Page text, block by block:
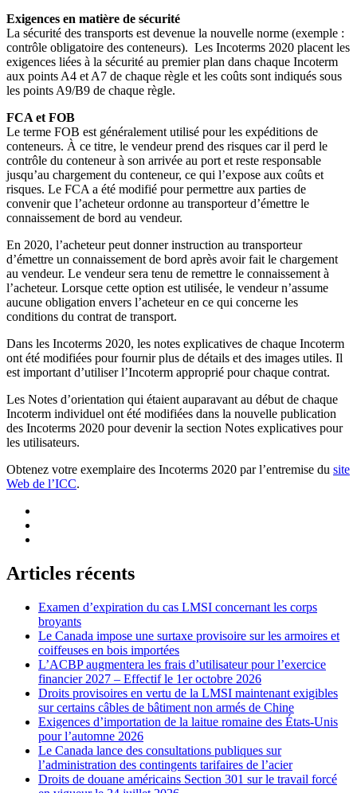
Exigences en matière de sécurité
La sécurité des transports est devenue la nouvelle norme (exemple :
contrôle obligatoire des conteneurs). Les Incoterms 2020 placent les
exigences liées à la sécurité au premier plan dans chaque Incoterm
aux points A4 et A7 de chaque règle et les coûts sont indiqués sous
les points A9/B9 de chaque règle.
FCA et FOB
Le terme FOB est généralement utilisé pour les expéditions de
conteneurs. À ce titre, le vendeur prend des risques car il perd le
contrôle du conteneur à son arrivée au port et reste responsable
jusqu’au chargement du conteneur, ce qui l’expose aux coûts et
risques. Le FCA a été modifié pour permettre aux parties de
convenir que l’acheteur ordonne au transporteur d’émettre le
connaissement de bord au vendeur.
En 2020, l’acheteur peut donner instruction au transporteur
d’émettre un connaissement de bord après avoir fait le chargement
au vendeur. Le vendeur sera tenu de remettre le connaissement à
l’acheteur. Lorsque cette option est utilisée, le vendeur n’assume
aucune obligation envers l’acheteur en ce qui concerne les
conditions du contrat de transport.
Dans les Incoterms 2020, les notes explicatives de chaque Incoterm
ont été modifiées pour fournir plus de détails et des images utiles. Il
est important d’utiliser l’Incoterm approprié pour chaque contrat.
Les Notes d’orientation qui étaient auparavant au début de chaque
Incoterm individuel ont été modifiées dans la nouvelle publication
des Incoterms 2020 pour devenir la section Notes explicatives pour
les utilisateurs.
Obtenez votre exemplaire des Incoterms 2020 par l’entremise du site
Web de l’ICC.
Articles récents
Examen d’expiration du cas LMSI concernant les corps
broyants
Le Canada impose une surtaxe provisoire sur les armoires et
coiffeuses en bois importées
L’ACBP augmentera les frais d’utilisateur pour l’exercice
financier 2027 – Effectif le 1er octobre 2026
Droits provisoires en vertu de la LMSI maintenant exigibles
sur certains câbles de bâtiment non armés de Chine
Exigences d’importation de la laitue romaine des États-Unis
pour l’automne 2026
Le Canada lance des consultations publiques sur
l’administration des contingents tarifaires de l’acier
Droits de douane américains Section 301 sur le travail forcé